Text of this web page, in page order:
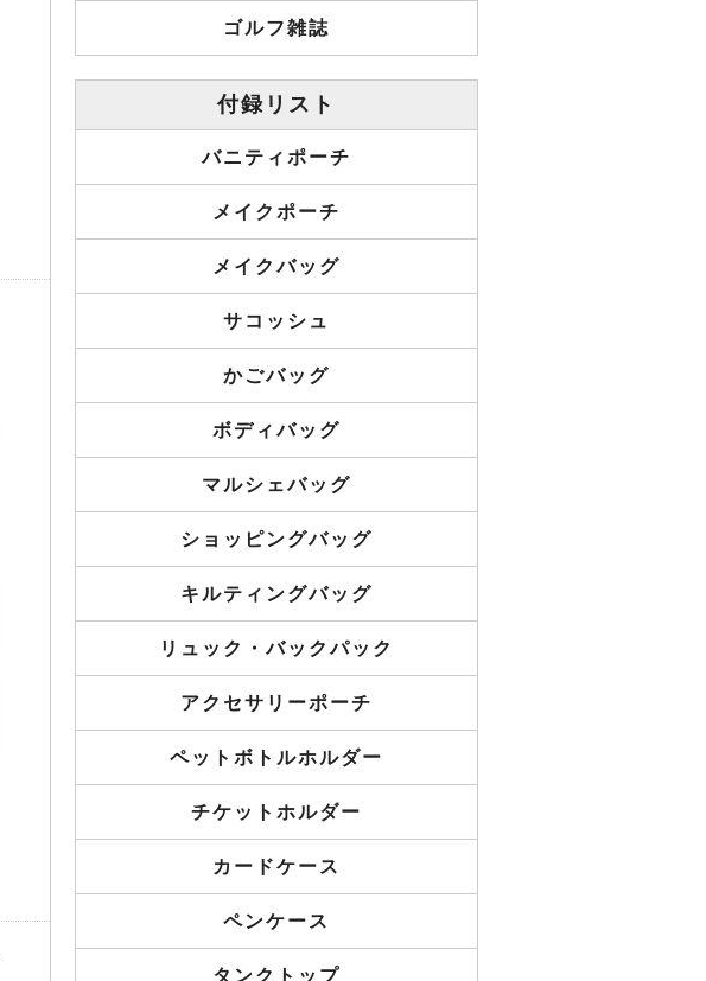
ゴルフ雑誌
付録リスト
バニティポーチ
メイクポーチ
メイクバッグ
サコッシュ
かごバッグ
ボディバッグ
マルシェバッグ
ショッピングバッグ
キルティングバッグ
リュック・バックパック
アクセサリーポーチ
ペットボトルホルダー
チケットホルダー
カードケース
ペンケース
タンクトップ